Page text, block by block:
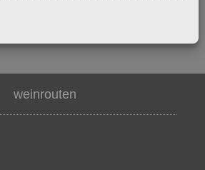
weinrouten